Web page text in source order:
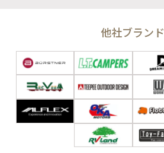
他社ブランド